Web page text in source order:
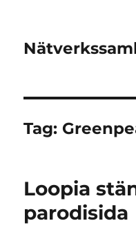
Tag:
Loopia
parodisida